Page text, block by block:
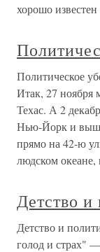
хорошо известен
Политическое
Итак, 27 ноября
Техас. А 2
Нью-Йорк и
прямо на 42-ю
людском океане,
Детство и
Детство и
голод и страх"